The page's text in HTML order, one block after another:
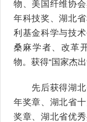
物、美国纤维协
年科技奖、湖北
利基金科学与技
桑麻学者、改革
物。获得“国家杰
先后获得湖北
年奖章、湖北省
奖章、湖北省优